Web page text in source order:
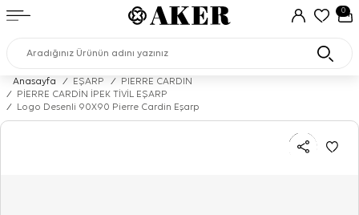
0
Anasayfa / EŞARP /
PIERRE CARDIN
/
PİERRE CARDİN İPEK TİVİL EŞARP
/
Logo Desenli 90X90 Pierre Cardin Eşarp